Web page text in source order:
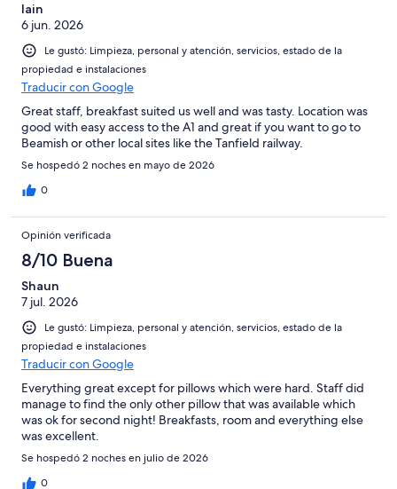
Iain
6 jun. 2026
Le gustó: Limpieza, personal y atención, servicios, estado de la
propiedad e instalaciones
Traducir con Google
Great staff, breakfast suited us well and was tasty. Location was
good with easy access to the A1 and great if you want to go to
Beamish or other local sites like the Tanfield railway.
Se hospedó 2 noches en mayo de 2026
0
Opinión verificada
8/10 Buena
Shaun
7 jul. 2026
Le gustó: Limpieza, personal y atención, servicios, estado de la
propiedad e instalaciones
Traducir con Google
Everything great except for pillows which were hard. Staff did
manage to find the only other pillow that was available which
was ok for second night! Breakfasts, room and everything else
was excellent.
Se hospedó 2 noches en julio de 2026
0